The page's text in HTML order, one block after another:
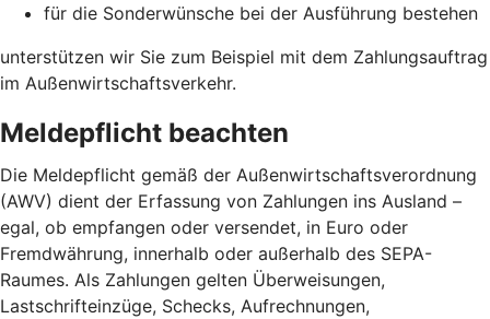
für die Sonderwünsche bei der Ausführung bestehen
unterstützen wir Sie zum Beispiel mit dem Zahlungsauftrag
im Außenwirtschaftsverkehr.
Meldepflicht beachten
Die Meldepflicht gemäß der Außenwirtschaftsverordnung
(AWV) dient der Erfassung von Zahlungen ins Ausland –
egal, ob empfangen oder versendet, in Euro oder
Fremdwährung, innerhalb oder außerhalb des SEPA-
Raumes. Als Zahlungen gelten Überweisungen,
Lastschrifteinzüge, Schecks, Aufrechnungen,